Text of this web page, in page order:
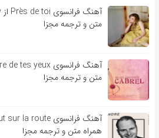
متن و ترجمه مجزا
متن و ترجمه مجزا
همراه متن و ترجمه مجزا